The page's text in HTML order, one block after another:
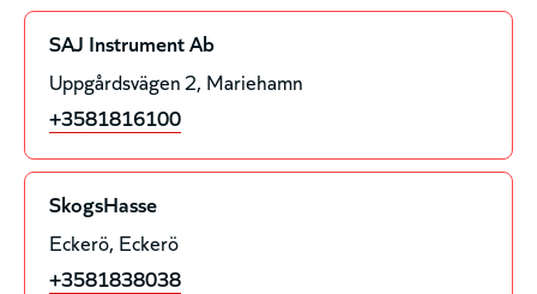
SAJ Instrument Ab
Uppgårdsvägen 2 Mariehamn
+3581816100
SkogsHasse
Eckerö Eckerö
+3581838038